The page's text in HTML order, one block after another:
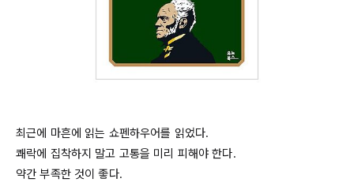
최근에 마흔에 읽는 쇼펜하우어를 읽었다.
쾌락에 집착하지 말고 고통을 미리 피해야 한다.
약간 부족한 것이 좋다.